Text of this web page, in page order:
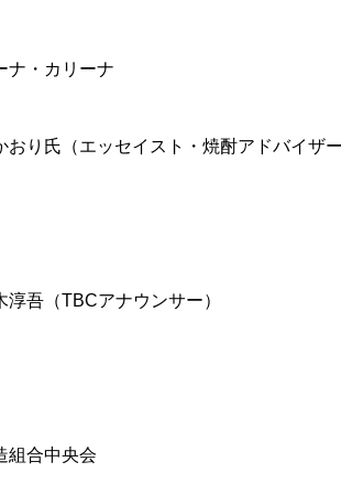
ナ・カリーナ
おり氏（エッセイスト・焼酎アドバイザ
淳吾（TBCアナウンサー）
組合中央会